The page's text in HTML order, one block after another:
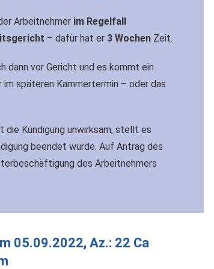
Arbeitnehmer im Regelfall
– dafür hat er 3 WochenZeit.
dann vor Gericht und es kommt ein
späteren Kammertermin – oder das
die Kündigung unwirksam, stellt es
beendet wurde. Auf Antrag des
des Arbeitnehmers
05.09.2022, Az.: 22 Ca